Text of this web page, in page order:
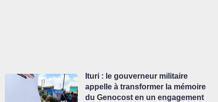
Ituri : le gouverneur militaire
appelle à transformer la mémoire
du Genocost en un engagement